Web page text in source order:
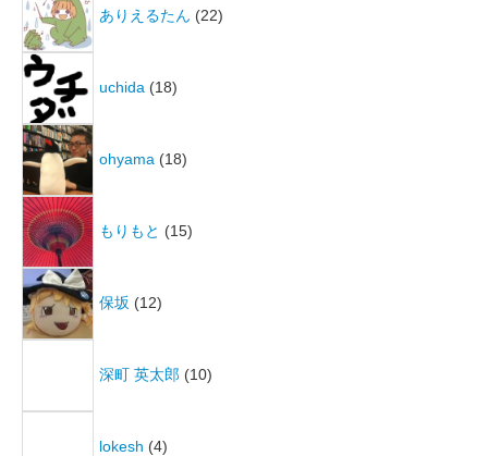
ありえるたん (22)
uchida (18)
ohyama (18)
もりもと (15)
保坂 (12)
深町 英太郎 (10)
lokesh (4)